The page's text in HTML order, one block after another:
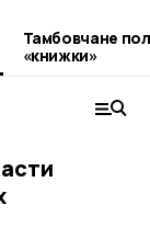
Тамбовчане
«книжки»